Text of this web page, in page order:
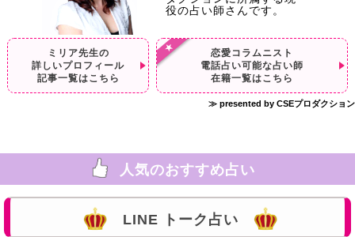
役の占い師さんです。
ミリア先生の
詳しいプロフィール
記事一覧はこちら
恋愛コラムニスト
電話占い可能な占い師
在籍一覧はこちら
≫ presented by CSEプロダクション
人気のおすすめ占い
LINE トーク占い